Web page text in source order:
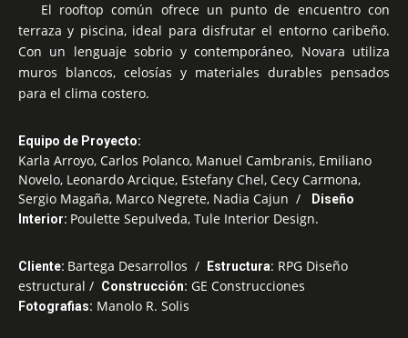
El rooftop común ofrece un punto de encuentro con
terraza y piscina, ideal para disfrutar el entorno caribeño.
Con un lenguaje sobrio y contemporáneo, Novara utiliza
muros blancos, celosías y materiales durables pensados
para el clima costero.
Equipo de Proyecto:
Karla Arroyo, Carlos Polanco, Manuel Cambranis, Emiliano
Novelo, Leonardo Arcique, Estefany Chel, Cecy Carmona,
Sergio Magaña, Marco Negrete, Nadia Cajun /
Diseño
Interior: Poulette Sepulveda, Tule Interior Design.
Cliente: Bartega Desarrollos / Estructura: RPG Diseño
estructural / Construcción: GE Construcciones
Fotografias: Manolo R. Solis